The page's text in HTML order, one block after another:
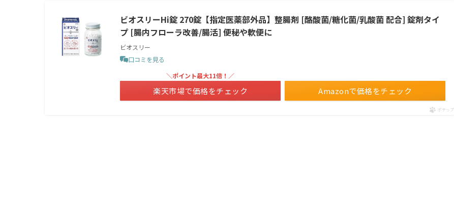
ビオスリーHi錠 270錠【指定医薬部外品】整腸剤 [酪酸菌/糖化菌/乳酸菌 配合] 錠剤タイ
プ [腸内フローラ改善/腸活] 便秘や軟便に
ビオスリー
口コミを見る
Amazonで価格をチェック
＼ポイント最大11倍！／
楽天市場で価格をチェック
ポチップ